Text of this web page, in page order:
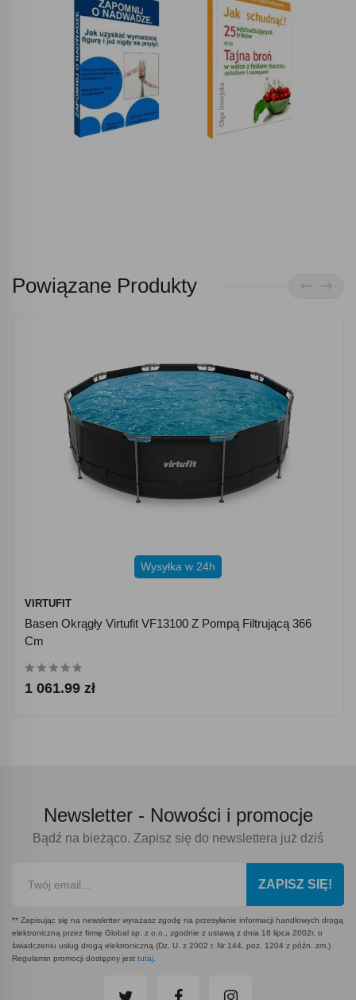
Powiązane Produkty
Wysyłka w 24h
VIRTUFIT
Basen Okrągły Virtufit VF13100 Z Pompą Filtrującą 366
Cm
1 061.99 zł
Newsletter - Nowości i promocje
Bądź na bieżąco. Zapisz się do newslettera już dziś
ZAPISZ SIĘ!
** Zapisując się na newsletter wyrażasz zgodę na przesyłanie informacji handlowych drogą
elektroniczną przez firmę Global sp. z o.o., zgodnie z ustawą z dnia 18 lipca 2002r. o
świadczeniu usług drogą elektroniczną (Dz. U. z 2002 r. Nr 144, poz. 1204 z późn. zm.)
Regulamin promocji dostępny jest tutaj